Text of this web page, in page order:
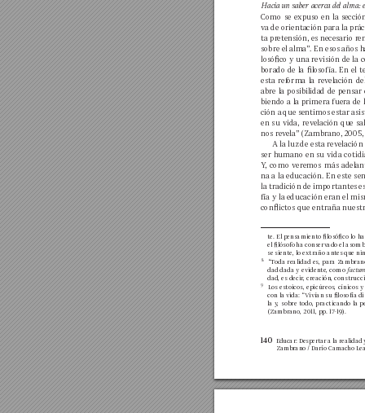
140 Educar: Despertar a la realidad
Zambrano / Darío Camacho
Hacia un saber acerca del alma:
Como se expuso en la
va de orientación para la
ta pretensión, es necesario r
sobre el alma”. En esos años h
losóco y una revisión de la
borado de la losofía. En el
esta reforma la revelación
abre la posibilidad de pensar
biendo a la primera fuera de
ción a que sentimos estar
en su vida, revelación que
nos revela” (Zambrano, 20
A la luz de esta rev
ser humano en su vida
Y, como veremos más
na a la educación. En este
la tradición de importantes
fía y la educación eran el
conictos que entraña nuestr
te. El pensamiento losóco lo
el lósofo ha conservado el
se siente, lo extraño antes que
8 “Toda realidad es, para
dad dada y evidente, como fact
dad, es decir, creación,
9 Los estoicos, epicúreos, cínicos y
con la vida: “Vivían su losofía
la y, sobre todo, practicando la p
(Zambrano, 2011, pp. 17-19).